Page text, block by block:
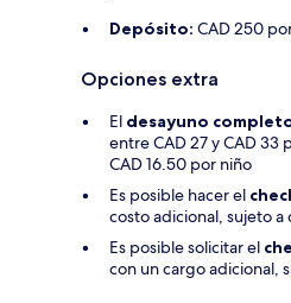
Depósito: CAD 250
Opciones extra
El desayuno
entre CAD 27 y CAD 33
CAD 16.50 por niño
Es posible hacer el
costo adicional, sujeto
Es posible solicitar el
con un cargo adicional,